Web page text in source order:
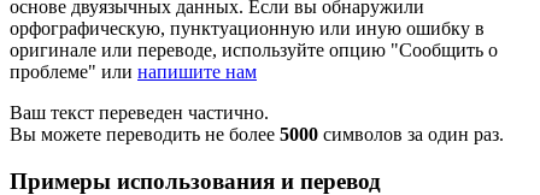
основе двуязычных данных. Если вы обнаружили
орфографическую, пунктуационную или иную ошибку в
оригинале или переводе, используйте опцию "Сообщить о
проблеме" или напишите нам
Ваш текст переведен частично.
Вы можете переводить не более 5000 символов за один раз.
Примеры использования и перевод